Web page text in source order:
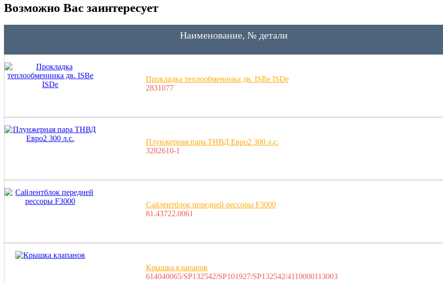
Возможно Вас заинтересует
Наименование, № детали
Прокладка теплообменника дв. ISBe ISDe
2831077
Плунжерная пара ТНВД Евро2 300 л.с.
3282610-1
Сайлентблок передней рессоры F3000
81.43722.0061
Крышка клапанов
614040065/SP132542/SP101927/SP132542/4110000113003